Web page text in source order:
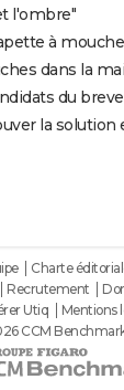
l'ombre"
à
dans la
du
la solution
Charte
Recrutement
Utiq Mentions
CCM